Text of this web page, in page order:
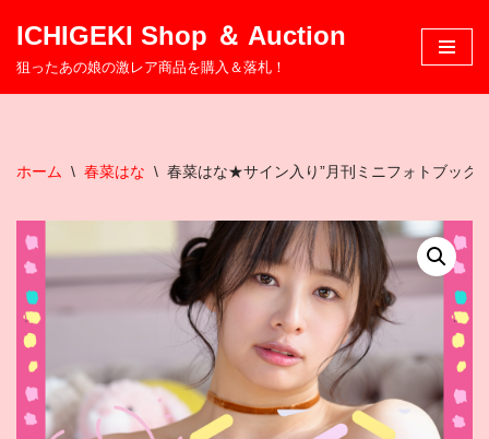
コ
ツ
キ
ッ
プ
ICHIGEKI Shop ＆ Auction
狙ったあの娘の激レア商品を購入＆落札！
ホーム \ 春菜はな \ 春菜はな★サイン入り”月刊ミニフォトブック”